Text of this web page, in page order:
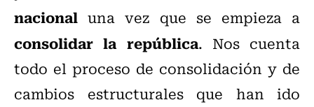
nacional una vez que se empieza a
consolidar la república. Nos cuenta
todo el proceso de consolidación y de
cambios estructurales que han ido